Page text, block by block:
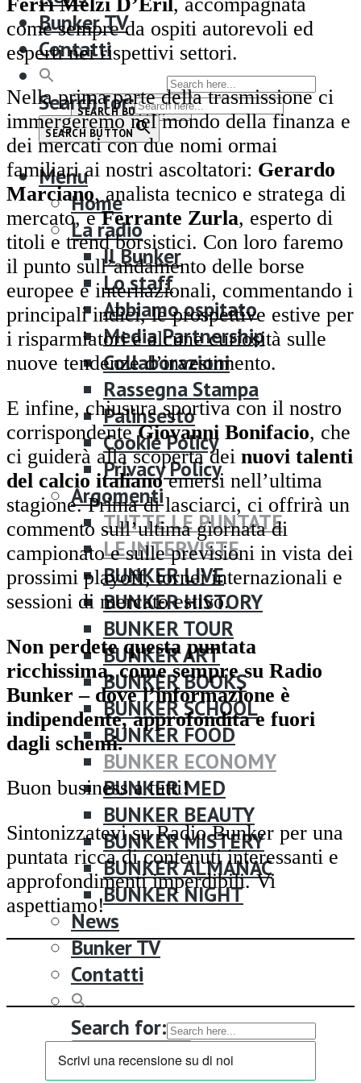
Contatti
SEARCH BUTTON
Bunker TV
Contatti
Search for:
SEARCH BUTTON
Menu
Home
La radio
Il Bunker
Lo staff
Abbiamo ospitato
Media Partnership
Collaborazioni
Rassegna Stampa
Palinsesto
Cookie Policy
Privacy Policy
Argomenti
TUTTE LE PUNTATE
LE INTERVISTE
BUNKER LIVE
BUNKER HISTORY
BUNKER TOUR
BUNKER ART
BUNKER BOOKS
BUNKER SCHOOL
BUNKER FOOD
BUNKER ECONOMY
BUNKER MED
BUNKER BEAUTY
BUNKER MISTERY
BUNKER ALMANAC
BUNKER NIGHT
News
Bunker TV
Contatti
Search for:
SEARCH BUTTON
come sempre da ospiti autorevoli ed
esperti nei rispettivi settori.
Nella prima parte della trasmissione ci
immergeremo nel mondo della finanza e
dei mercati con due nomi ormai
familiari ai nostri ascoltatori: Gerardo
Marciano, analista tecnico e stratega di
mercato, eFerrante Zurla, esperto di
titoli e trend borsistici. Con loro faremo
il punto sull’andamento delle borse
europee e internazionali, commentando i
principali indici, le prospettive estive per
i risparmiatori e alcune curiosità sulle
nuove tendenze d’investimento.
E infine, chiusura sportiva con il nostro
corrispondenteGiovanni Bonifacio, che
ci guiderà alla scoperta dei nuovi talenti
del calcio italianoemersi nell’ultima
stagione. Prima di lasciarci, ci offrirà un
commento sull’ultima giornata di
campionato e sulle previsioni in vista dei
prossimi playoff, tornei internazionali e
sessioni di mercato estivo.
Non perdete questa puntata
ricchissima, come sempre su Radio
Bunker – dove l’informazione è
indipendente, approfondita e fuori
dagli schemi.
Buon business a tutti!
Sintonizzatevi su Radio Bunker per una
puntata ricca di contenuti interessanti e
approfondimenti imperdibili. Vi
aspettiamo!